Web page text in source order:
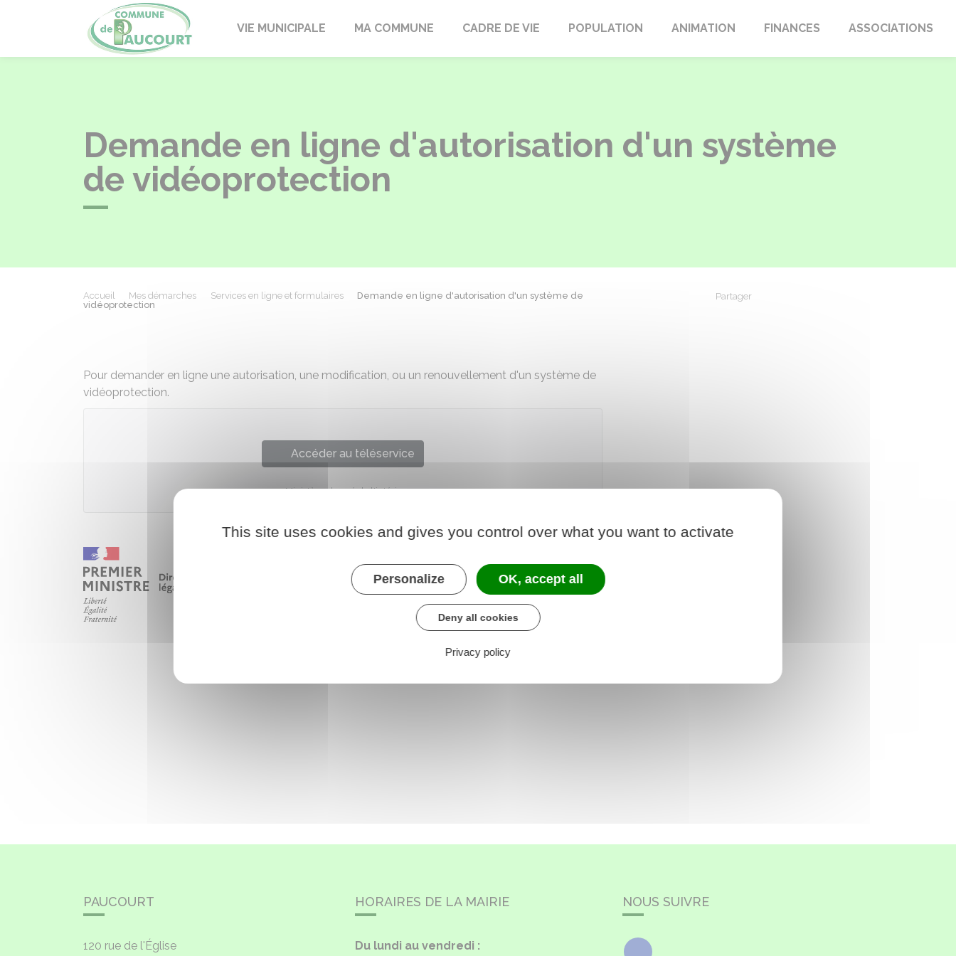
PaucourtVIE MUNICIPALE MA COMMUNE CADRE DE VIE POPULATION ANIMATION FINANCES ASSOCIATIONS
Demande en ligne d'autorisation d'un système
de vidéoprotection
Accueil Mes démarches Services en ligne et formulaires
Demande en ligne d'autorisation d'un système de
vidéoprotection
Partager
Pour demander en ligne une autorisation, une modification, ou un renouvellement d'un système de
vidéoprotection.
Accéder au téléservice
Ministère chargé de l'intérieur
PAUCOURT
120 rue de l'Église
HORAIRES DE LA MAIRIE
Du lundi au vendredi :
NOUS SUIVRE
This site uses cookies and gives you control over what you want to activate
Personalize OK, accept all
Deny all cookies
Privacy policy